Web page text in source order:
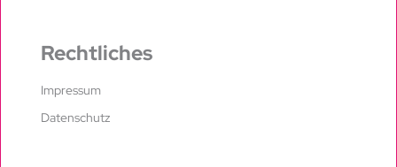
Rechtliches
Impressum
Datenschutz